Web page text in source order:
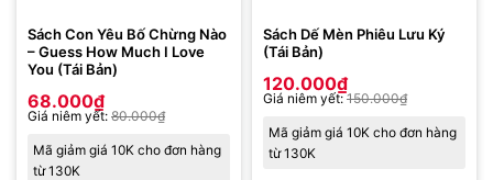
Sách Con Yêu Bố Chừng Nào
– Guess How Much I Love
You (Tái Bản)
68.000₫
Giá niêm yết: 80.000₫
Mã giảm giá 10K cho đơn hàng
từ 130K
Sách Dế Mèn Phiêu Lưu Ký
(Tái Bản)
120.000₫
Giá niêm yết:150.000₫
Mã giảm giá 10K cho đơn hàng
từ 130K